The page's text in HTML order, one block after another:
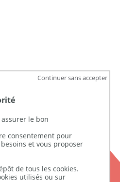
Continuer sans accepter
le bon
consentement pour
et vous proposer
de tous les cookies.
utilisés ou sur
UGAP